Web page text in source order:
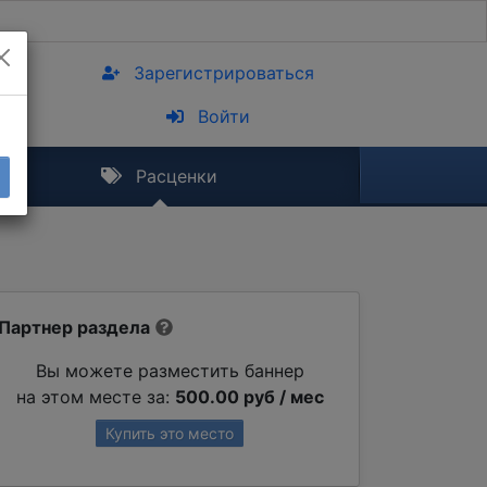
Зарегистрироваться
Войти
Расценки
Партнер раздела
Вы можете разместить баннер
на этом месте за: 500.00 руб / мес
Купить это место